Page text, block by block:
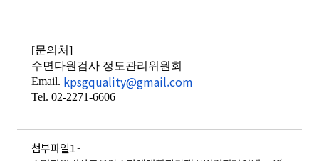
[문의처]
수면다원검사 정도관리위원회
Email. kpsgquality@gmail.com
Tel. 02-2271-6606
첨부파일1 -